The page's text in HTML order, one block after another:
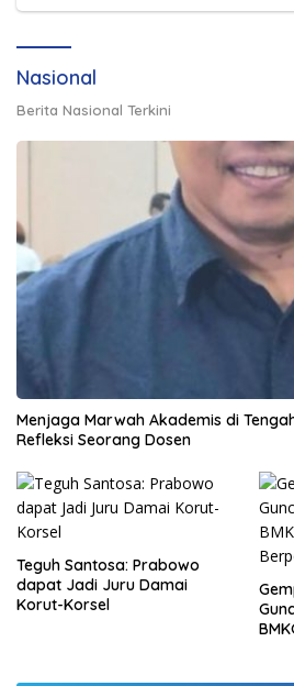
Nasional
Berita Nasional Terkini
Menjaga Marwah Akademis di
Refleksi Seorang Dosen
Teguh Santosa: Prabowo
dapat Jadi Juru Damai
Korut-Korsel